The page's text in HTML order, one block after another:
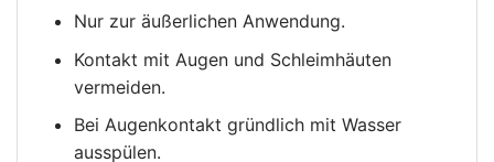
Nur zur äußerlichen Anwendung.
Kontakt mit Augen und Schleimhäuten
vermeiden.
Bei Augenkontakt gründlich mit Wasser
ausspülen.